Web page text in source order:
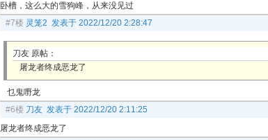
卧槽，这么大的雪狗峰，从来没见过
#7楼 灵笼2 发表于 2022/12/20 2:28:47
刀友 原帖：
屠龙者终成恶龙了
乜鬼嘢龙
#6楼 刀友 发表于 2022/12/20 2:11:25
屠龙者终成恶龙了